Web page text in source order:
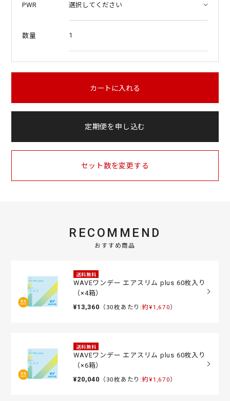
PWR
数量 1
カートに入れる
定期便を申し込む
セット数を変更する
RECOMMEND
おすすめ商品
送料無料
WAVEワンデー エアスリム plus 60枚入り
（×4箱）
¥13,360 （30枚あたり:約¥1,670）
送料無料
WAVEワンデー エアスリム plus 60枚入り
（×6箱）
¥20,040 （30枚あたり:約¥1,670）